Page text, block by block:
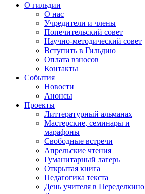
О гильдии
О нас
Учредители и члены
Попечительский совет
Научно-методический совет
Вступить в Гильдию
Оплата взносов
Контакты
События
Новости
Анонсы
Проекты
Литтературный альманах
Мастерские, семинары и
марафоны
Свободные встречи
Апрельские чтения
Гуманитарный лагерь
Открытая книга
Педагогика текста
День учителя в Переделкино